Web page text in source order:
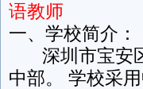
语教师
一、学校简介：
深圳市宝安区
中部。 学校采